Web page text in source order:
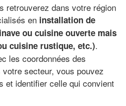
retrouverez dans votre région
en installation de
ou cuisine ouverte mais
cuisine rustique, etc.).
les coordonnées des
secteur, vous pouvez
et identifier celle qui convient